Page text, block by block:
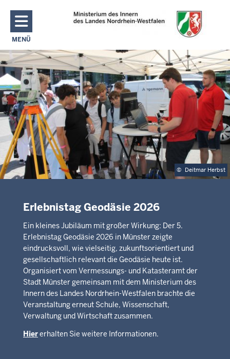
Direkt zum Inhalt
MENÜ
NAVIGATION AKTIVIEREN/DEAKTIVIEREN: MAIN MENU
© Deitmar Herbst
Erlebnistag Geodäsie 2026
Ein kleines Jubiläum mit großer Wirkung: Der 5.
Erlebnistag Geodäsie 2026 in Münster zeigte
eindrucksvoll, wie vielseitig, zukunftsorientiert und
gesellschaftlich relevant die Geodäsie heute ist.
Organisiert vom Vermessungs- und Katasteramt der
Stadt Münster gemeinsam mit dem Ministerium des
Innern des Landes Nordrhein-Westfalen brachte die
Veranstaltung erneut Schule, Wissenschaft,
Verwaltung und Wirtschaft zusammen.
Hiererhalten Sie weitere Informationen.